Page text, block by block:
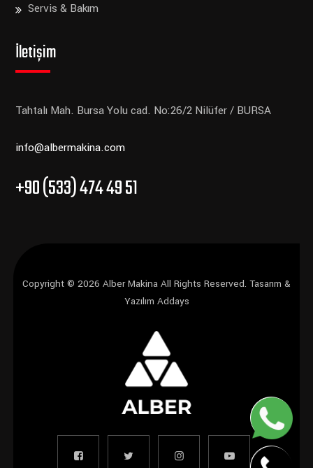
Servis & Bakım
İletişim
Tahtalı Mah. Bursa Yolu cad. No:26/2 Nilüfer / BURSA
info@albermakina.com
+90 (533) 474 49 51
Copyright © 2026 Alber Makina All Rights Reserved. Tasarım &
Yazılım Addays